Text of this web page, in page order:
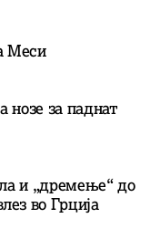
Меси
нозе за паднат
и „дремење“ до
во Грција